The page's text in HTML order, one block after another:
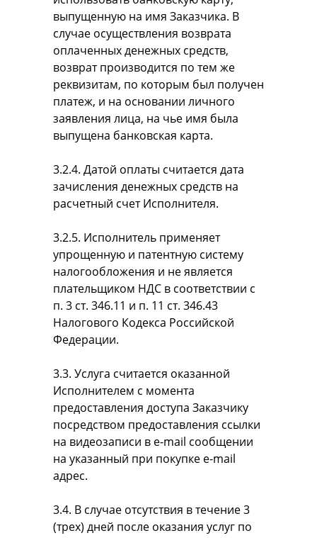
выпущенную на имя Заказчика. В
случае осуществления возврата
оплаченных денежных средств,
возврат производится по тем же
реквизитам, по которым был получен
платеж, и на основании личного
заявления лица, на чье имя была
выпущена банковская карта.
3.2.4. Датой оплаты считается дата
зачисления денежных средств на
расчетный счет Исполнителя.
3.2.5. Исполнитель применяет
упрощенную и патентную систему
налогообложения и не является
плательщиком НДС в соответствии с
п. 3 ст. 346.11 и п. 11 ст. 346.43
Налогового Кодекса Российской
Федерации.
3.3. Услуга считается оказанной
Исполнителем с момента
предоставления доступа Заказчику
посредством предоставления ссылки
на видеозаписи в e-mail сообщении
на указанный при покупке e-mail
адрес.
3.4. В случае отсутствия в течение 3
(трех) дней после оказания услуг по